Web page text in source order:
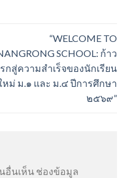
“WELCOME TO
SCHOOL: ก้าว
กสู่ความสำเร็จของนักเรียน
หม่ ม.๑ และ ม.๔ ปีการศึกษา
๒๕๖๙”
อื่นเห็น ช่องข้อมูล